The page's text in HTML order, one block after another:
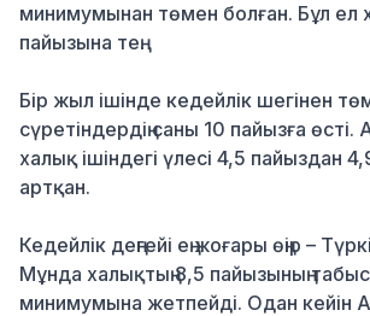
минимумынан төмен болған. Бұл ел
пайызына тең.
Бір жыл ішінде кедейлік шегінен
сүретіндердің саны 10 пайызға өсті.
халық ішіндегі үлесі 4,5 пайыздан
артқан.
Кедейлік деңгейі ең жоғары өңір –
Мұнда халықтың 8,5 пайызының
минимумына жетпейді. Одан кейін